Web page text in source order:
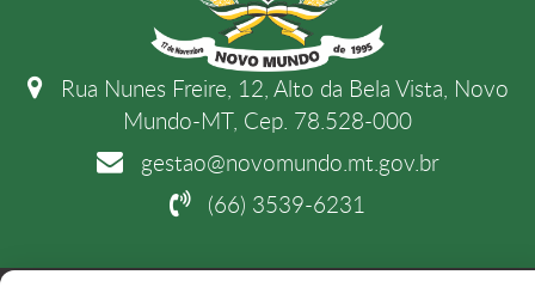
Rua Nunes Freire, 12, Alto da Bela Vista, Novo
Mundo-MT, Cep. 78.528-000
gestao@novomundo.mt.gov.br
(66) 3539-6231